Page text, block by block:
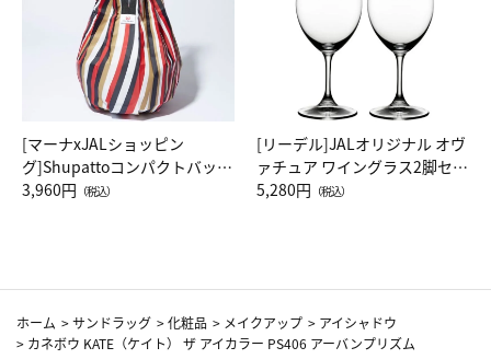
[マーナxJALショッピン
グ]Shupattoコンパクトバッグ
Drop JAL客室乗務員（LC）ス
3,960円 （税込）
[リーデル]JALオリジナル オヴ
ァチュア ワイングラス2脚セッ
ト（レッドワイン）
5,280円 （税込）
ホーム >サンドラッグ >化粧品 > メイクアップ > アイシャドウ
> カネボウ KATE（ケイト） ザ アイカラー PS406 アーバンプリズム